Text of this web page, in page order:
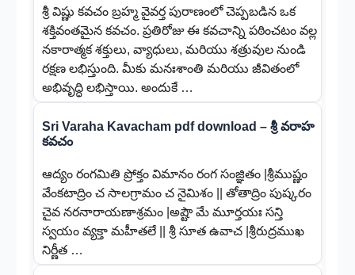
శ్రీ విష్ణు కవచం బ్రహ్మ వైవర్త పురాణంలో చెప్పబడిన ఒక
శక్తివంతమైన కవచం. ప్రతిరోజు ఈ కవచాన్ని పఠించటం వల్ల
నకారాత్మక శక్తులు, వ్యాధులు, మరియు శత్రువుల నుండి
రక్షణ లభిస్తుంది. మీకు మనఃశాంతి మరియు జీవితంలో
అభివృద్ధి లభిస్తాయి. అందుకే …
Sri Varaha Kavacham pdf download – శ్రీ వరాహ
కవచం
ఆద్యం రంగమితి ప్రోక్తం విమానం రంగ సంజ్ఞితం |శ్రీముష్ణం
వేంకటాద్రిం చ సాలగ్రామం చ నైమిశం || తోతాద్రిం పుష్కరం
చైవ నరనారాయణాశ్రమం |అష్టౌ మే మూర్తయః సన్తి
స్వయం వ్యక్తా మహీతలే || శ్రీ సూత ఉవాచ |శ్రీరుద్రముఖ
నిర్ణీత …